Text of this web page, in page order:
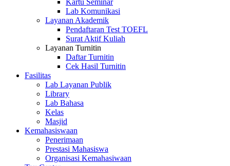
Kartu Seminar
Lab Komunikasi
Layanan Akademik
Pendaftaran Test TOEFL
Surat Aktif Kuliah
Layanan Turnitin
Daftar Turnitin
Cek Hasil Turnitin
Fasilitas
Lab Layanan Publik
Library
Lab Bahasa
Kelas
Masjid
Kemahasiswaan
Penerimaan
Prestasi Mahasiswa
Organisasi Kemahasiwaan